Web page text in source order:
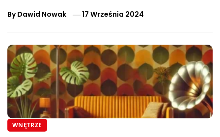
ByDawid Nowak 17 Września 2024
WNĘTRZE